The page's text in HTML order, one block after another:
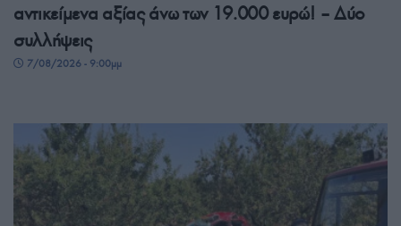
αντικείμενα αξίας άνω των 19.000 ευρώ! – Δύο
συλλήψεις
7/08/2026 - 9:00μμ